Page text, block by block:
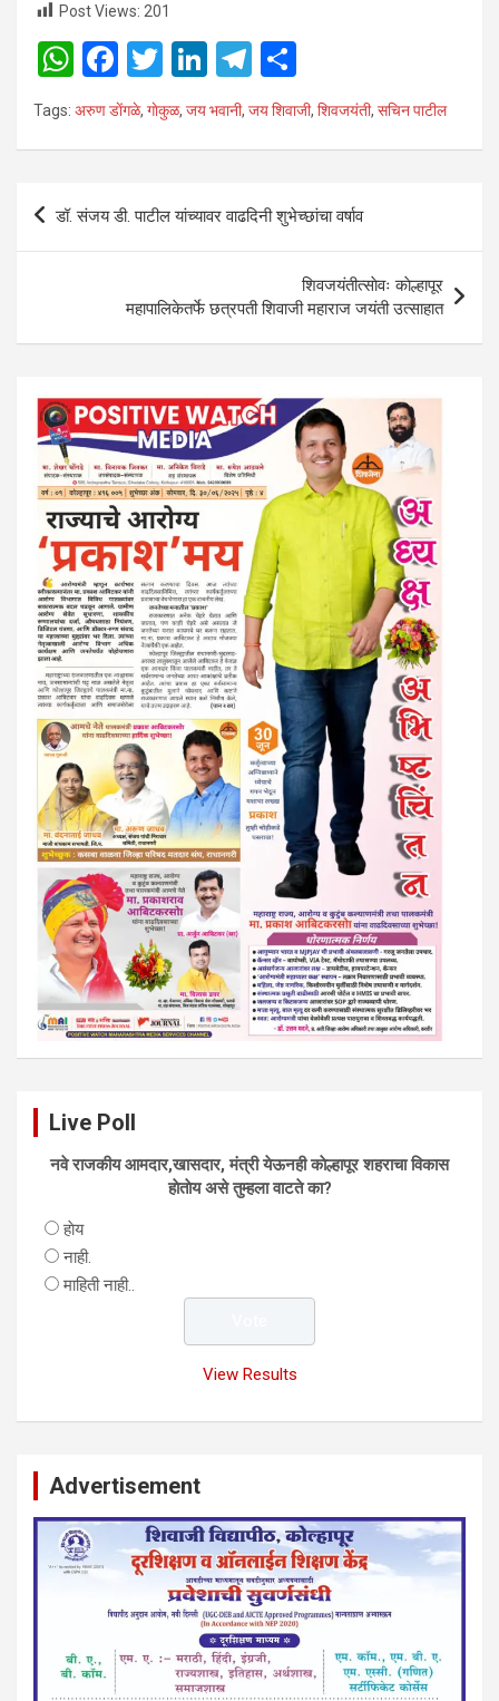
Post Views: 201
W
h
at
A
F
a
ce
o
T
wi
tt
Li
n
ke
n
T
el
e
a
m
h
ar
Tags: अरुण डाेंगळे, गाेकुळ, जय भवानी, जय शिवाजी, शिवजयंती, सचिन पाटील
Post
डॉ. संजय डी. पाटील यांच्यावर वाढदिनी शुभेच्छांचा वर्षाव
शिवजयंतीत्साेवः काेल्हापूर
महापालिकेतर्फे छत्रपती शिवाजी महाराज जयंती उत्साहात
Live Poll
नवे राजकीय आमदार,खासदार, मंत्री येऊनही काेल्हापूर शहराचा विकास
हाेताेय असे तुम्हला वाटते का?
हाेय
नाही.
माहिती नाही..
View Results
Advertisement